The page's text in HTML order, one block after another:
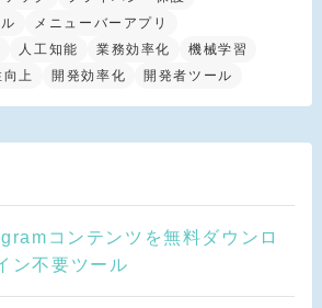
メニューバーアプリ
人工知能 業務効率化
機械学習
上 開発効率化 開発者ツール
コンテンツを無料ダウンロ
ン不要ツール